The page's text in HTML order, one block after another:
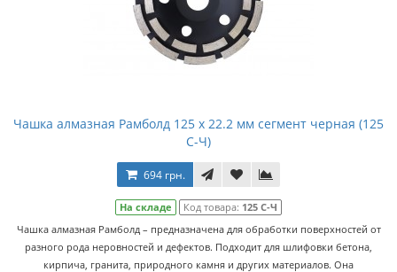
Чашка алмазная Рамболд 125 x 22.2 мм сегмент черная (125
С-Ч)
694 грн.
На складе Код товара: 125 С-Ч
Чашка алмазная Рамболд – предназначена для обработки поверхностей от
разного рода неровностей и дефектов. Подходит для шлифовки бетона,
кирпича, гранита, природного камня и других материалов. Она